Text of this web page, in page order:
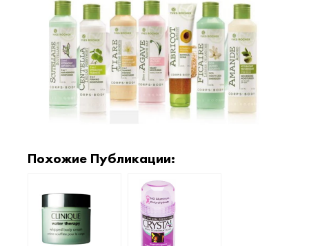
Похожие Публикации: